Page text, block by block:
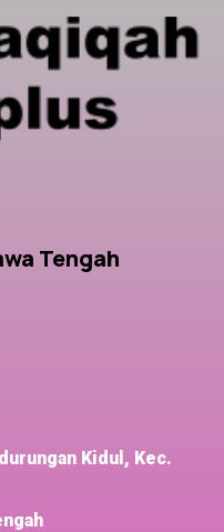
Tengah
Kidul, Kec.